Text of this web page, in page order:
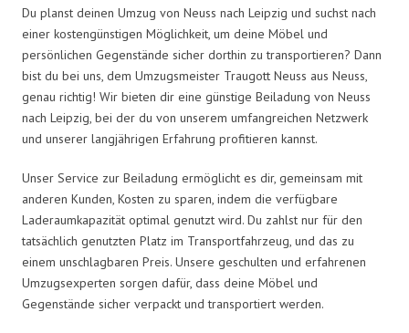
Du planst deinen Umzug von Neuss nach Leipzig und suchst nach
einer kostengünstigen Möglichkeit, um deine Möbel und
persönlichen Gegenstände sicher dorthin zu transportieren? Dann
bist du bei uns, dem Umzugsmeister Traugott Neuss aus Neuss,
genau richtig! Wir bieten dir eine günstige Beiladung von Neuss
nach Leipzig, bei der du von unserem umfangreichen Netzwerk
und unserer langjährigen Erfahrung profitieren kannst.
Unser Service zur Beiladung ermöglicht es dir, gemeinsam mit
anderen Kunden, Kosten zu sparen, indem die verfügbare
Laderaumkapazität optimal genutzt wird. Du zahlst nur für den
tatsächlich genutzten Platz im Transportfahrzeug, und das zu
einem unschlagbaren Preis. Unsere geschulten und erfahrenen
Umzugsexperten sorgen dafür, dass deine Möbel und
Gegenstände sicher verpackt und transportiert werden.